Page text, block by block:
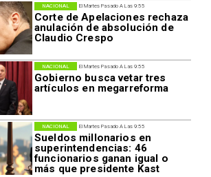
El Martes Pasado A Las 9:55
Corte de Apelaciones rechaza
anulación de absolución de
Claudio Crespo
NACIONAL
El Martes Pasado A Las 9:55
Gobierno busca vetar tres
artículos en megarreforma
NACIONAL
El Martes Pasado A Las 9:55
Sueldos millonarios en
superintendencias: 46
funcionarios ganan igual o
más que presidente Kast
NACIONAL